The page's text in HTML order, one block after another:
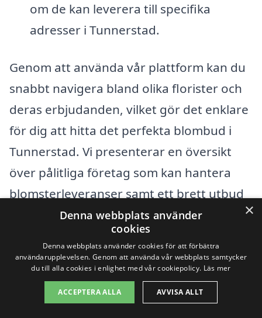
om de kan leverera till specifika
adresser i Tunnerstad.
Genom att använda vår plattform kan du
snabbt navigera bland olika florister och
deras erbjudanden, vilket gör det enklare
för dig att hitta det perfekta blombud i
Tunnerstad. Vi presenterar en översikt
över pålitliga företag som kan hantera
blomsterleveranser samt ett brett utbud
av vackra blommor och buketter för alla
Så nästa gång du behöver skicka
blommor, kom ihåg att det finns ett
×
Denna webbplats använder
cookies
Denna webbplats använder cookies för att förbättra
användarupplevelsen. Genom att använda vår webbplats samtycker
du till alla cookies i enlighet med vår cookiepolicy. Läs mer
ACCEPTERA ALLA AVVISA ALLT